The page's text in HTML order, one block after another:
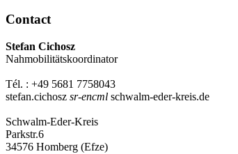
Contact
Stefan Cichosz
Nahmobilitätskoordinator
Tél. : +49 5681 7758043
stefan.cichosz sr-encml schwalm-eder-kreis.de
Schwalm-Eder-Kreis
Parkstr.6
34576 Homberg (Efze)